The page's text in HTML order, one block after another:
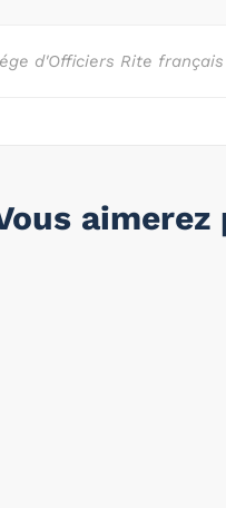
d'Officiers Rite